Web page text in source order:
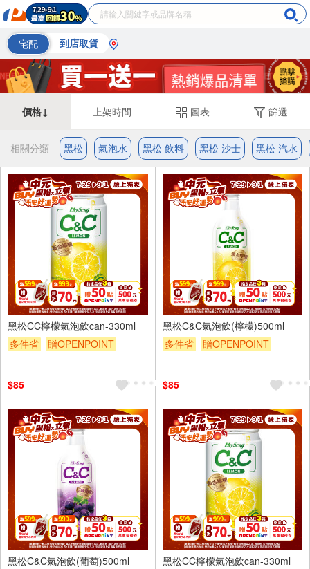
宅配 到店取貨
價格↓ 上架時間 圖表 篩選
相關分類 黑松 氣泡水 黑松 飲料 黑松 沙士 黑松 汽水
6入
黑松CC檸檬氣泡飲can-330ml
多件省
贈OPENPOINT
$85
4入
黑松C&C氣泡飲(檸檬)500ml
多件省
贈OPENPOINT
$85
4入
黑松C&C氣泡飲(葡萄)500ml
24入
黑松CC檸檬氣泡飲can-330ml